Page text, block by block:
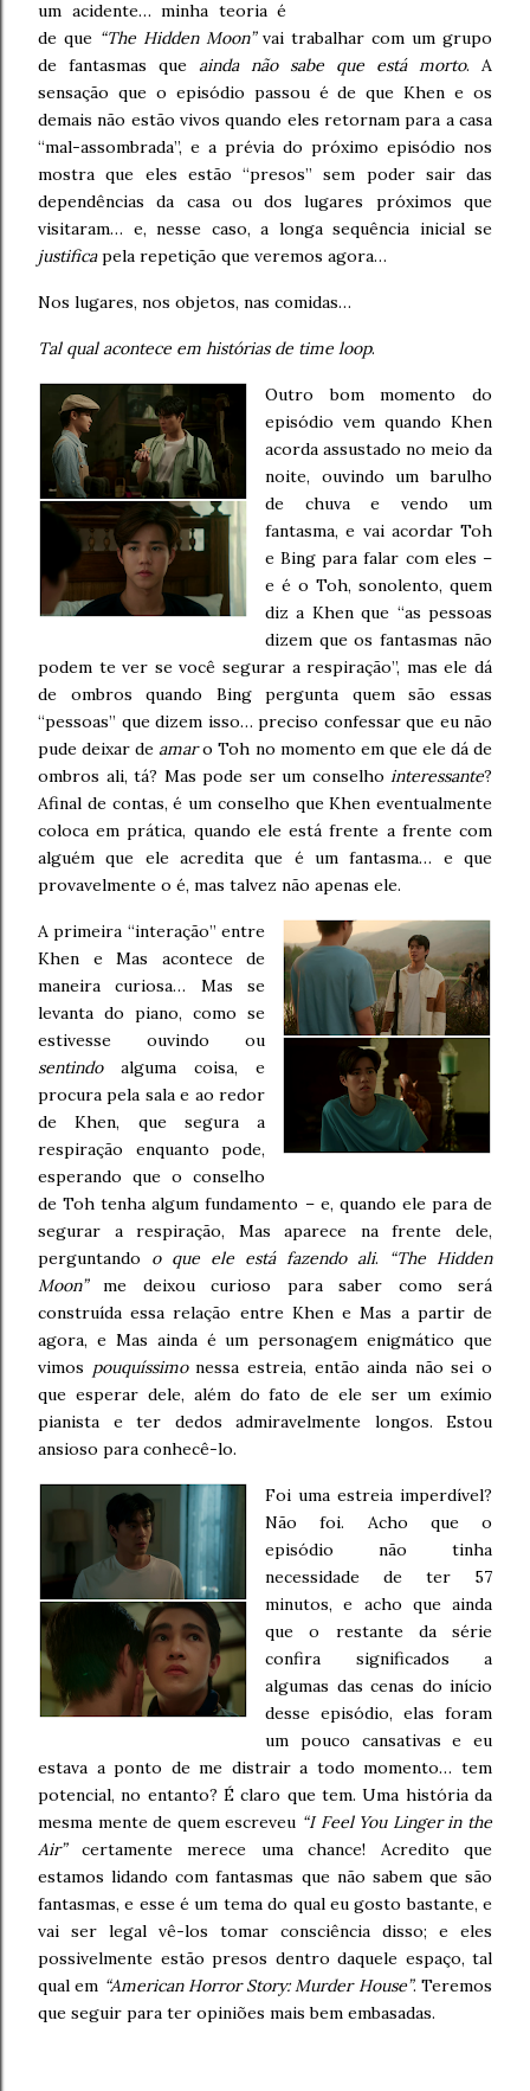
um acidente… minha teoria é
de que “The Hidden Moon”vai trabalhar com um grupo
de fantasmas que ainda não sabe que está morto. A
sensação que o episódio passou é de que Khen e os
demais não estão vivos quando eles retornam para a casa
“mal-assombrada”, e a prévia do próximo episódio nos
mostra que eles estão “presos” sem poder sair das
dependências da casa ou dos lugares próximos que
visitaram… e, nesse caso, a longa sequência inicial se
justificapela repetição que veremos agora…
Nos lugares, nos objetos, nas comidas…
Tal qual acontece em histórias de time loop.
Outro bom momento do
episódio vem quando Khen
acorda assustado no meio da
noite, ouvindo um barulho
de chuva e vendo um
fantasma, e vai acordar Toh
e Bing para falar com eles –
e é o Toh, sonolento, quem
diz a Khen que “as pessoas
dizem que os fantasmas não
podem te ver se você segurar a respiração”, mas ele dá
de ombros quando Bing pergunta quem são essas
“pessoas” que dizem isso… preciso confessar que eu não
pude deixar deamaro Toh no momento em que ele dá de
ombros ali, tá? Mas pode ser um conselho interessante?
Afinal de contas, é um conselho que Khen eventualmente
coloca em prática, quando ele está frente a frente com
alguém que ele acredita que é um fantasma… e que
provavelmente o é, mas talvez não apenas ele.
A primeira “interação” entre
Khen e Mas acontece de
maneira curiosa… Mas se
levanta do piano, como se
estivesse ouvindo ou
sentindoalguma coisa, e
procura pela sala e ao redor
de Khen, que segura a
respiração enquanto pode,
esperando que o conselho
de Toh tenha algum fundamento – e, quando ele para de
segurar a respiração, Mas aparece na frente dele,
perguntando o que ele está fazendo ali.
“The Hidden
Moon”me deixou curioso para saber como será
construída essa relação entre Khen e Mas a partir de
agora, e Mas ainda é um personagem enigmático que
vimos pouquíssimonessa estreia, então ainda não sei o
que esperar dele, além do fato de ele ser um exímio
pianista e ter dedos admiravelmente longos. Estou
ansioso para conhecê-lo.
Foi uma estreia imperdível?
Não foi. Acho que o
episódio não tinha
necessidade de ter 57
minutos, e acho que ainda
que o restante da série
confira significados a
algumas das cenas do início
desse episódio, elas foram
um pouco cansativas e eu
estava a ponto de me distrair a todo momento… tem
potencial, no entanto? É claro que tem. Uma história da
mesma mente de quem escreveu “I Feel You Linger in the
Air”certamente merece uma chance! Acredito que
estamos lidando com fantasmas que não sabem que são
fantasmas, e esse é um tema do qual eu gosto bastante, e
vai ser legal vê-los tomar consciência disso; e eles
possivelmente estão presos dentro daquele espaço, tal
qual em “American Horror Story: Murder House”. Teremos
que seguir para ter opiniões mais bem embasadas.